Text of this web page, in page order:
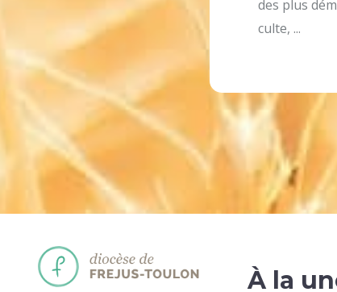
des plus
culte, ...
À la